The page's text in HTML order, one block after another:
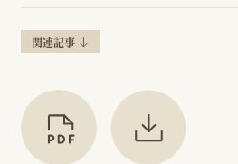
関連記事